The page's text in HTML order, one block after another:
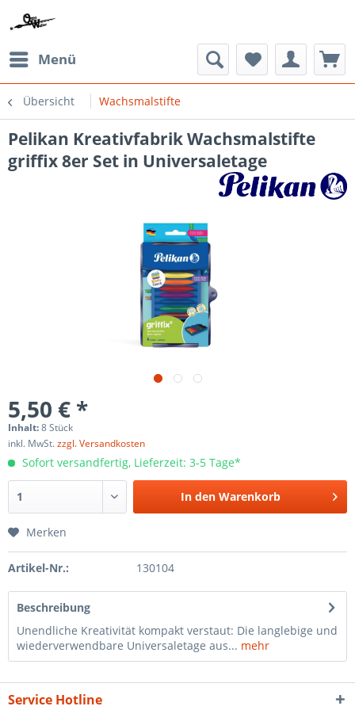
Menü
Übersicht Wachsmalstifte
Pelikan Kreativfabrik Wachsmalstifte
griffix 8er Set in Universaletage
5,50 € *
Inhalt:8 Stück
inkl. MwSt.zzgl. Versandkosten
Sofort versandfertig, Lieferzeit: 3-5 Tage*
In den Warenkorb
Merken
Artikel-Nr.: 130104
Beschreibung
Unendliche Kreativität kompakt verstaut: Die langlebige und
wiederverwendbare Universaletage aus... mehr
Service Hotline